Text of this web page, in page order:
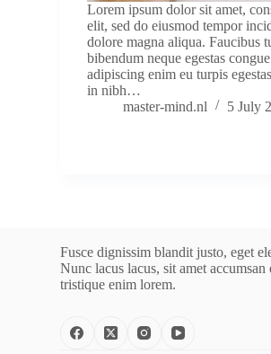
Lorem ipsum dolor sit amet,
elit, sed do eiusmod tempor
dolore magna aliqua. Faucibus
bibendum neque egestas
adipiscing enim eu turpis
in nibh…
master-mind.nl
5 July
Fusce dignissim blandit justo, eget
Nunc lacus lacus, sit amet
tristique enim lorem.